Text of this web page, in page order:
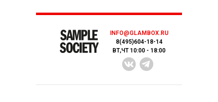
INFO@GLAMBOX.RU
8(495)604-18-14
ВТ,ЧТ 10:00 - 18:00